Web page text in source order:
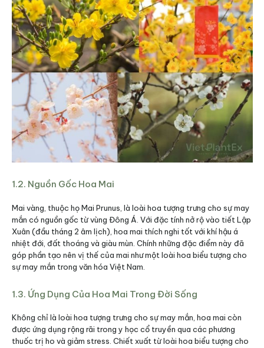
1.2. Nguồn Gốc Hoa Mai
Mai vàng, thuộc họ Mai Prunus, là loài hoa tượng trưng cho sự may
mắn có nguồn gốc từ vùng Đông Á. Với đặc tính nở rộ vào tiết Lập
Xuân (đầu tháng 2 âm lịch), hoa mai thích nghi tốt với khí hậu á
nhiệt đới, đất thoáng và giàu mùn. Chính những đặc điểm này đã
góp phần tạo nên vị thế của mai như một loài hoa biểu tượng cho
sự may mắn trong văn hóa Việt Nam.
1.3. Ứng Dụng Của Hoa Mai Trong Đời Sống
Không chỉ là loài hoa tượng trưng cho sự may mắn, hoa mai còn
được ứng dụng rộng rãi trong y học cổ truyền qua các phương
thuốc trị ho và giảm stress. Chiết xuất từ loài hoa biểu tượng cho